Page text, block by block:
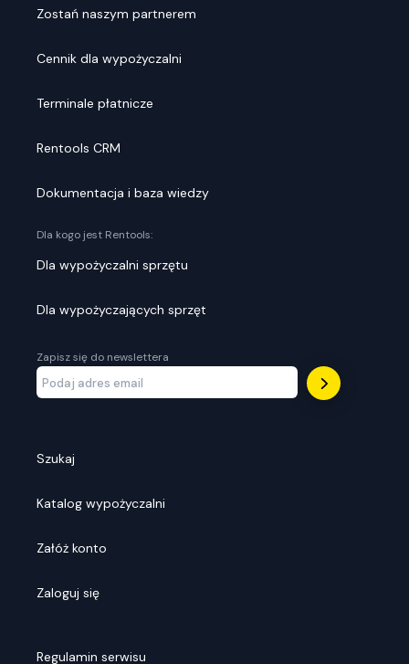
Zostań naszym partnerem
Cennik dla wypożyczalni
Terminale płatnicze
Rentools CRM
Dokumentacja i baza wiedzy
Dla kogo jest Rentools:
Dla wypożyczalni sprzętu
Dla wypożyczających sprzęt
Zapisz się do newslettera
Szukaj
Katalog wypożyczalni
Załóż konto
Zaloguj się
Regulamin serwisu